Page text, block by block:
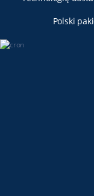
Polski